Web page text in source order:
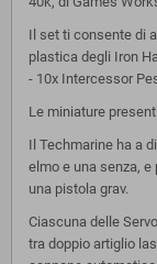
Il set ti consente di
plastica degli Iron
- 10x Intercessor
Le miniature
Il Techmarine ha a
elmo e una senza,
una pistola grav.
Ciascuna delle
tra doppio artiglio